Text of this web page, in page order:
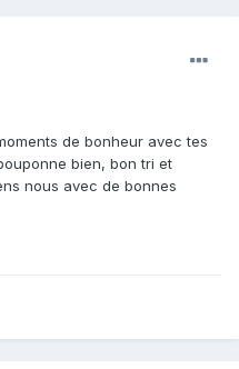
de bonheur avec tes
bien, bon tri et
nous avec de bonnes